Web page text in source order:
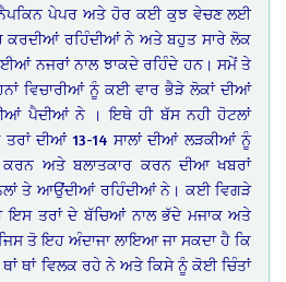
ਨੈਪਕਿਨ ਪੇਪਰ ਅਤੇ ਹੋਰ ਕਈ ਕੁਝ ਵੇਚਣ ਲਈ
ਕਰਦੀਆਂ ਰਹਿੰਦੀਆਂ ਨੇ ਅਤੇ ਬਹੁਤ ਸਾਰੇ ਲੋਕ
ਨਜਰਾਂ ਨਾਲ ਝਾਕਦੇ ਰਹਿੰਦੇ ਹਨ। ਸਮੇਂ ਤੇ
ਵਿਚਾਰੀਆਂ ਨੂੰ ਕਈ ਵਾਰ ਭੈੜੇ ਲੋਕਾਂ ਦੀਆਂ
ਪੈਦੀਆਂ ਨੇ । ਇਥੇ ਹੀ ਬੱਸ ਨਹੀ ਹੋਟਲਾਂ
ਦੀਆਂ 13-14 ਸਾਲਾਂ ਦੀਆਂ ਲੜਕੀਆਂ ਨੂੰ
ਅਤੇ ਬਲਾਤਕਾਰ ਕਰਨ ਦੀਆ ਖਬਰਾਂ
ਤੇ ਆਉਂਦੀਆਂ ਰਹਿੰਦੀਆਂ ਨੇ। ਕਈ ਵਿਗੜੇ
ਇਸ ਤਰਾਂ ਦੇ ਬੱਚਿਆਂ ਨਾਲ ਭੱਦੇ ਮਜਾਕ ਅਤੇ
ਤੋ ਇਹ ਅੰਦਾਜਾ ਲਾਇਆ ਜਾ ਸਕਦਾ ਹੈ ਕਿ
ਥਾਂ ਵਿਲਕ ਰਹੇ ਨੇ ਅਤੇ ਕਿਸੇ ਨੂੰ ਕੋਈ ਚਿੰਤਾਂ